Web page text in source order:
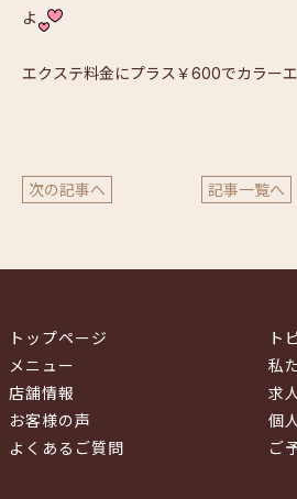
よ
エクステ料金にプラス￥600でカラー
次の記事へ 記事一覧へ
トップページ
メニュー
店舗情報
お客様の声
よくあるご質問
ト
私
求
個
ご